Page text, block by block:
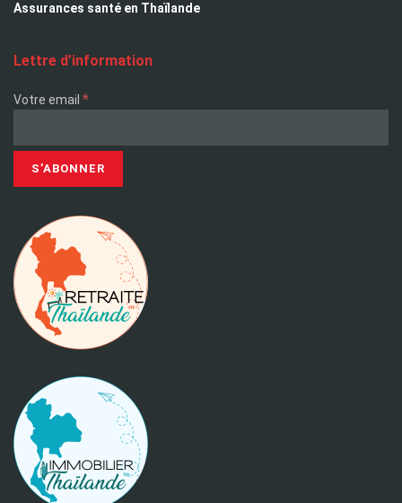
Assurances santé en Thaïlande
Lettre d’information
Votre email *